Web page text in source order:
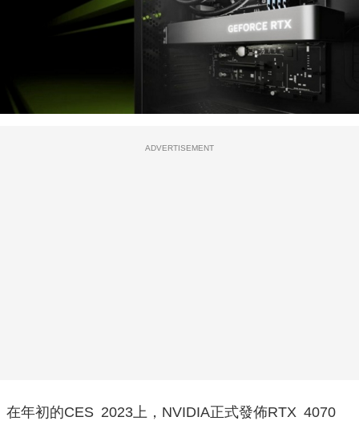
ADVERTISEMENT
在年初的CES 2023上，NVIDIA正式發佈RTX 4070